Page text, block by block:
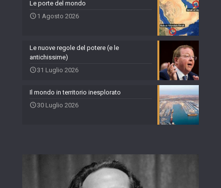
Le porte del mondo
1 Agosto 2026
Le nuove regole del potere (e le
antichissime)
31 Luglio 2026
Il mondo in territorio inesplorato
30 Luglio 2026